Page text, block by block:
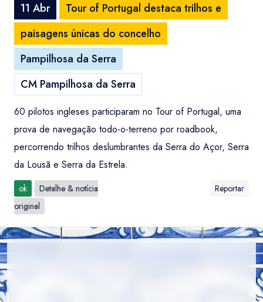
11 Abr
Tour of Portugal destaca trilhos e
paisagens únicas do concelho
Pampilhosa da Serra
CM Pampilhosa da Serra
60 pilotos ingleses participaram no Tour of Portugal, uma
prova de navegação todo-o-terreno por roadbook,
percorrendo trilhos deslumbrantes da Serra do Açor, Serra
da Lousã e Serra da Estrela.
ok
Detalhe & notícia
original
Reportar